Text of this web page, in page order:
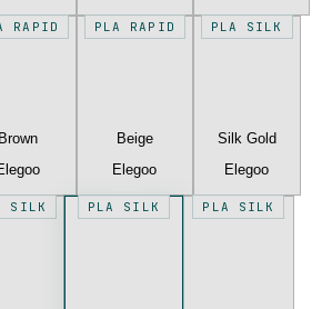
RAPID
Brown
PLA RAPID
Beige
Elegoo
PLA SILK
Silk Gold
Elegoo
SILK PLA SILK PLA SILK